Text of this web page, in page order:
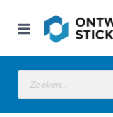
naar
Producten
zoeken